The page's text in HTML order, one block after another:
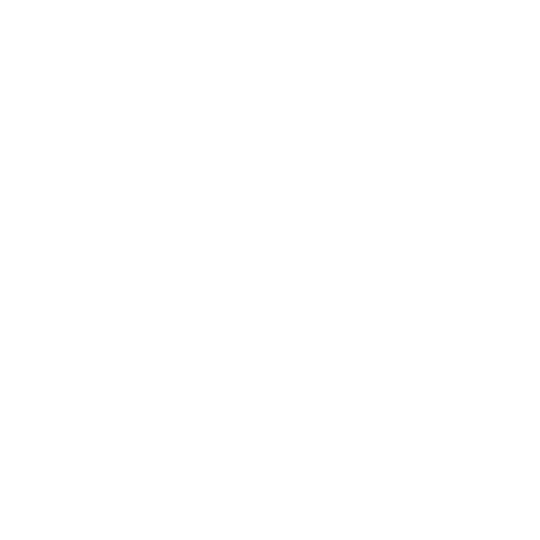
en desarrollo
(OMA)
son:
la OMC
sobre
países en